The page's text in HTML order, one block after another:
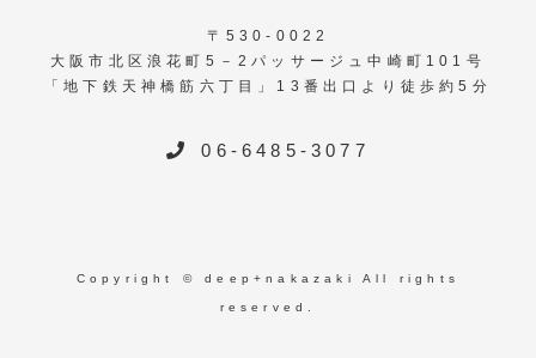
〒530-0022
大阪市北区浪花町5－2パッサージュ中崎町101号
「地下鉄天神橋筋六丁目」13番出口より徒歩約5分
06-6485-3077
Copyright © deep+nakazaki All rights
reserved.